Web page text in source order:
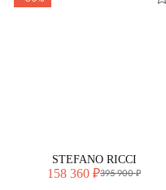
STEFANO RICCI
158 360 ₽395 900 ₽